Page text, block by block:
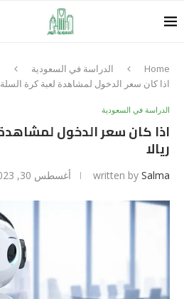
Home
الدراسة في السعودية
اذا كان سعر الدخول لمشاهدة لعبة كرة السلة ١٥ ريالا
الدراسة في السعودية
ريالا
written by Salma أغسطس 30, 2023